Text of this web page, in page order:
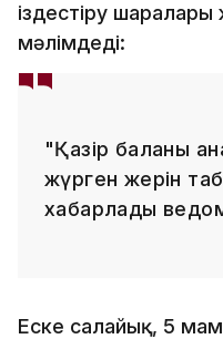
іздестіру
мәлімдеді:
"Қазір баланың
жүрген жерін
хабарлады
Еске салайық, 5